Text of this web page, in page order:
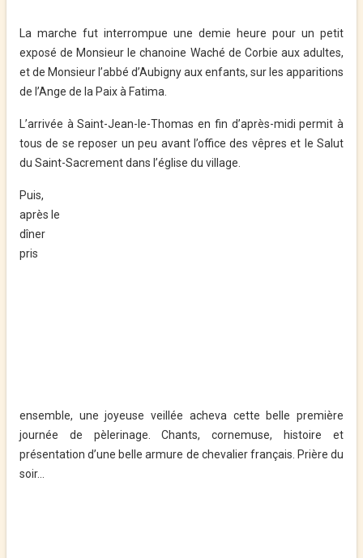
La marche fut interrompue une demie heure pour un petit
exposé de Monsieur le chanoine Waché de Corbie aux adultes,
et de Monsieur l’abbé d’Aubigny aux enfants, sur les apparitions
de l’Ange de la Paix à Fatima.
L’arrivée à Saint-Jean-le-Thomas en fin d’après-midi permit à
tous de se reposer un peu avant l’office des vêpres et le Salut
du Saint-Sacrement dans l’église du village.
Puis,
après le
dîner
pris
ensemble, une joyeuse veillée acheva cette belle première
journée de pèlerinage. Chants, cornemuse, histoire et
présentation d’une belle armure de chevalier français. Prière du
soir…